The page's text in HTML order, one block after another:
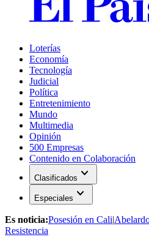
Loterías
Economía
Tecnología
Judicial
Política
Entretenimiento
Mundo
Multimedia
Opinión
500 Empresas
Contenido en Colaboración
Clasificados expand_more
Especiales expand_more
Es noticia:Posesión en Cali|
Resistencia